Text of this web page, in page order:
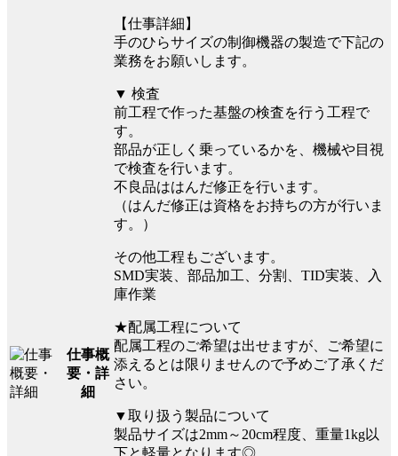
仕事概
要・詳
細
【仕事詳細】
手のひらサイズの制御機器の製造で下記の
業務をお願いします。
▼ 検査
前工程で作った基盤の検査を行う工程で
す。
部品が正しく乗っているかを、機械や目視
で検査を行います。
不良品ははんだ修正を行います。
（はんだ修正は資格をお持ちの方が行いま
す。）
その他工程もございます。
SMD実装、部品加工、分割、TID実装、入
庫作業
★配属工程について
配属工程のご希望は出せますが、ご希望に
添えるとは限りませんので予めご了承くだ
さい。
▼取り扱う製品について
製品サイズは2mm～20cm程度、重量1kg以